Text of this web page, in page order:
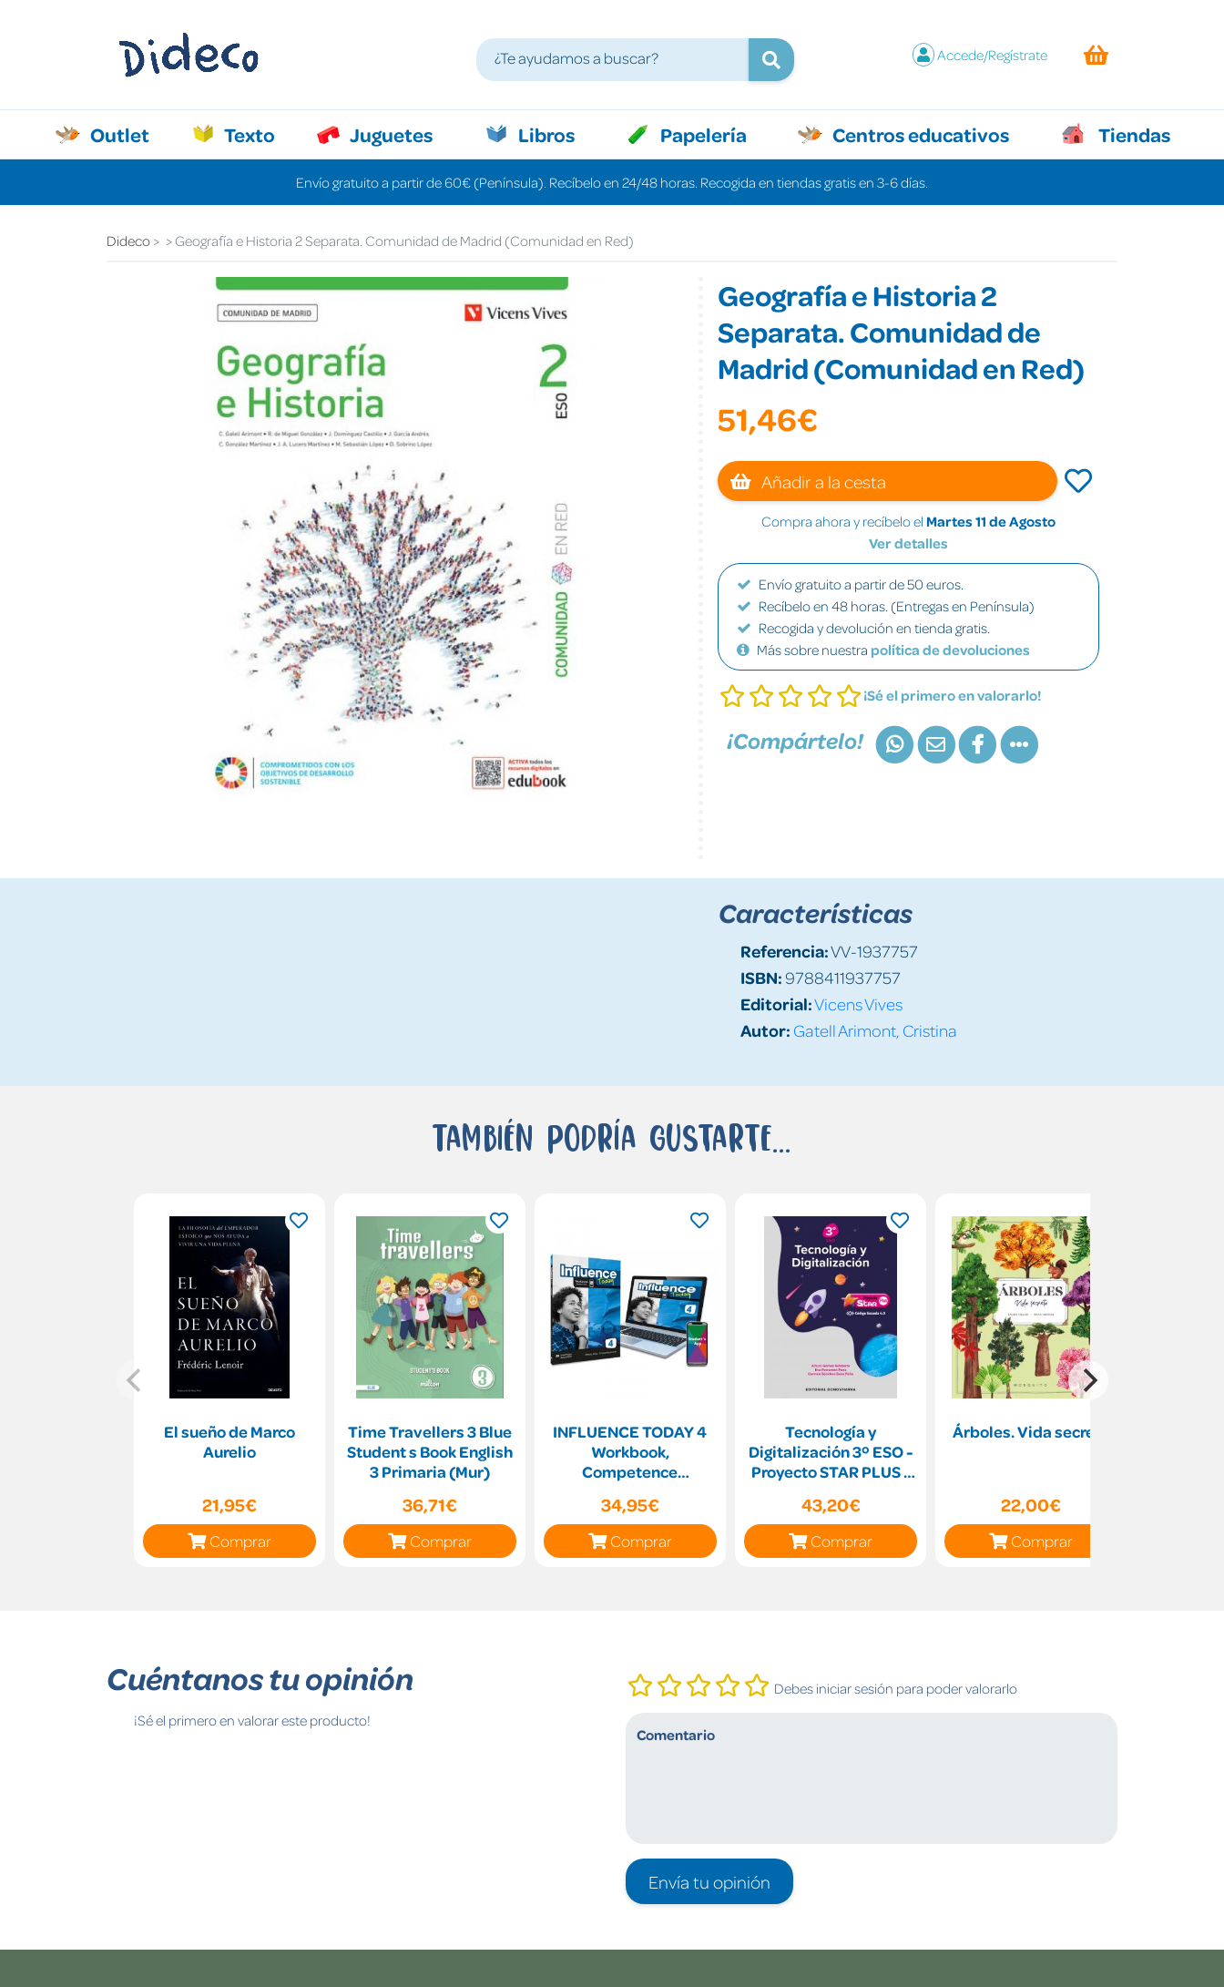
Accede/Regístrate
Outlet Texto Juguetes Libros Papelería Centros educativos Tiendas
Envío gratuito a partir de 60€ (Península). Recíbelo en 24/48 horas. Recogida en tiendas gratis en 3-6 días.
Dideco Geografía e Historia 2 Separata. Comunidad de Madrid (Comunidad en Red)
Geografía e Historia 2
Separata. Comunidad de
Madrid (Comunidad en Red)
51,46€
Añadir a la cesta
Compra ahora y recíbelo el Martes 11 de Agosto
Ver detalles
Envío gratuito a partir de 50 euros.
Recíbelo en 48 horas. (Entregas en Península)
Recogida y devolución en tienda gratis.
Más sobre nuestra política de devoluciones
¡Sé el primero en valorarlo!
¡Compártelo!
Características
Referencia:VV-1937757
ISBN:9788411937757
Editorial:Vicens Vives
Autor: Gatell Arimont, Cristina
También podría gustarte...
El sueño de Marco
Aurelio
21,95€
Comprar
Time Travellers 3 Blue
Student s Book English
3 Primaria (Mur)
36,71€
Comprar
INFLUENCE TODAY 4
Workbook,
Competence
Student s App
34,95€
Comprar
Tecnología y
Digitalización 3º ESO -
Proyecto STAR PLUS -
43,20€
Comprar
Árboles. Vida secreta
22,00€
Comprar
Cuéntanos tu opinión
¡Sé el primero en valorar este producto!
Debes iniciar sesión para poder valorarlo
Envía tu opinión